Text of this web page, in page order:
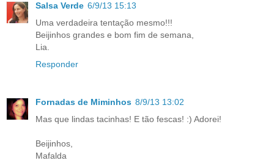
Salsa Verde 6/9/13 15:13
Uma verdadeira tentação mesmo!!!
Beijinhos grandes e bom fim de semana,
Lia.
Responder
Fornadas de Miminhos 8/9/13 13:02
Mas que lindas tacinhas! E tão fescas! :) Adorei!
Beijinhos,
Mafalda